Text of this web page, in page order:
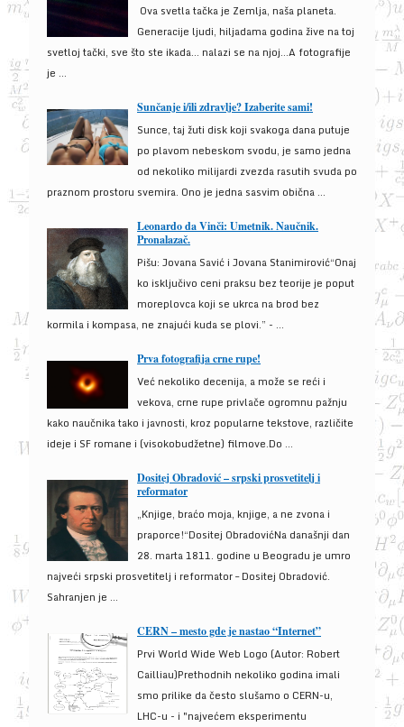
Ova svetla tačka je Zemlja, naša planeta.
Generacije ljudi, hiljadama godina žive na toj
svetloj tački, sve što ste ikada… nalazi se na njoj…A fotografije
je ...
Sunčanje i/ili zdravlje? Izaberite sami!
Sunce, taj žuti disk koji svakoga dana putuje
po plavom nebeskom svodu, je samo jedna
od nekoliko milijardi zvezda rasutih svuda po
praznom prostoru svemira. Ono je jedna sasvim obična ...
Leonardo da Vinči: Umetnik. Naučnik.
Pronalazač.
Pišu: Jovana Savić i Jovana Stanimirović“Onaj
ko isključivo ceni praksu bez teorije je poput
moreplovca koji se ukrca na brod bez
kormila i kompasa, ne znajući kuda se plovi.” - ...
Prva fotografija crne rupe!
Već nekoliko decenija, a može se reći i
vekova, crne rupe privlače ogromnu pažnju
kako naučnika tako i javnosti, kroz popularne tekstove, različite
ideje i SF romane i (visokobudžetne) filmove.Do ...
Dositej Obradović – srpski prosvetitelj i
reformator
„Knjige, braćo moja, knjige, a ne zvona i
praporce!“Dositej ObradovićNa današnji dan
28. marta 1811. godine u Beogradu je umro
najveći srpski prosvetitelj i reformator – Dositej Obradović.
Sahranjen je ...
CERN – mesto gde je nastao “Internet”
Prvi World Wide Web Logo (Autor: Robert
Cailliau)Prethodnih nekoliko godina imali
smo prilike da često slušamo o CERN-u,
LHC-u - i "najvećem eksperimentu